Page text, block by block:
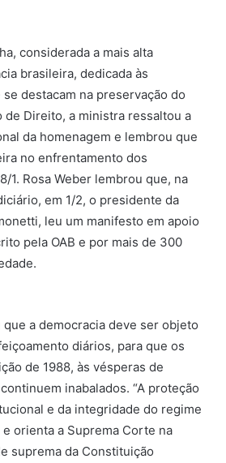
considerada a mais alta
brasileira, dedicada às
destacam na preservação do
de Direito, a ministra ressaltou a
da homenagem e lembrou que
no enfrentamento dos
1. Rosa Weber lembrou que, na
em 1/2, o presidente da
leu um manifesto em apoio
pela OAB e por mais de 300
a democracia deve ser objeto
diários, para que os
de 1988, às vésperas de
inabalados. “A proteção
e da integridade do regime
orienta a Suprema Corte na
suprema da Constituição